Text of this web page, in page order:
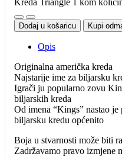
Kreda Triangle 1 kom
Dodaj u košaricu Kupi
Opis
Originalna američka kreda
Najstarije ime za biljarsku
Igrači ju popularno zovu
biljarskih kreda
Od imena “Kings” nastao
biljarsku kredu općenito
Boja u stvarnosti može biti
Zadržavamo pravo izmjene